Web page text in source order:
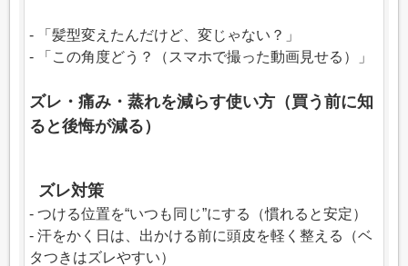
- 「髪型変えたんだけど、変じゃない？」
- 「この角度どう？（スマホで撮った動画見せる）」
ズレ・痛み・蒸れを減らす使い方（買う前に知
ると後悔が減る）
ズレ対策
- つける位置を“いつも同じ”にする（慣れると安定）
- 汗をかく日は、出かける前に頭皮を軽く整える（ベ
タつきはズレやすい）